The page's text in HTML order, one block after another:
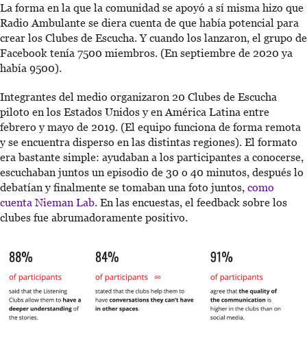
La forma en la que la comunidad se apoyó a sí misma hizo que
Radio Ambulante se diera cuenta de que había potencial para
crear los Clubes de Escucha. Y cuando los lanzaron, el grupo de
Facebook tenía 7500 miembros. (En septiembre de 2020 ya
había 9500).
Integrantes del medio organizaron 20 Clubes de Escucha
piloto en los Estados Unidos y en América Latina entre
febrero y mayo de 2019. (El equipo funciona de forma remota
y se encuentra disperso en las distintas regiones). El formato
era bastante simple: ayudaban a los participantes a conocerse,
escuchaban juntos un episodio de 30 o 40 minutos, después lo
debatían y finalmente se tomaban una foto juntos, como
cuenta Nieman Lab. En las encuestas, el feedback sobre los
clubes fue abrumadoramente positivo.